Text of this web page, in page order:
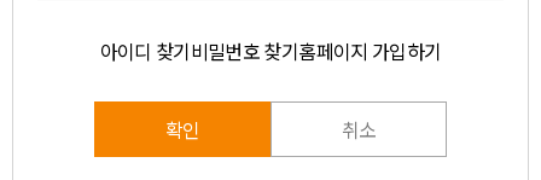
아이디 찾기비밀번호 찾기홈페이지 가입하기
확인 취소